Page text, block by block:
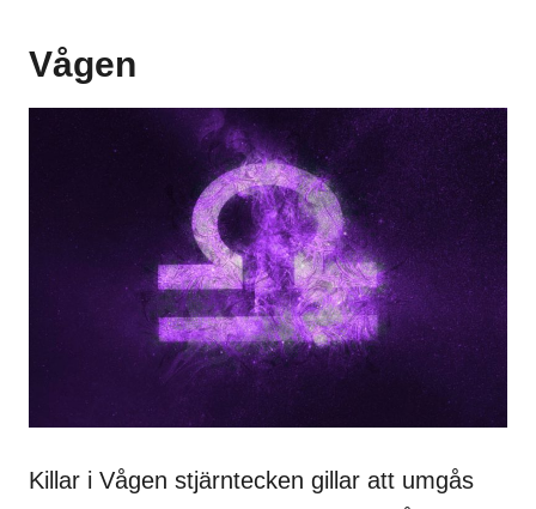
Vågen
Killar i Vågen stjärntecken gillar att umgås